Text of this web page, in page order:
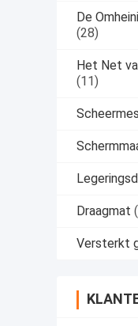
De
(28)
Het Net
(11)
Draagmat
Versterkt